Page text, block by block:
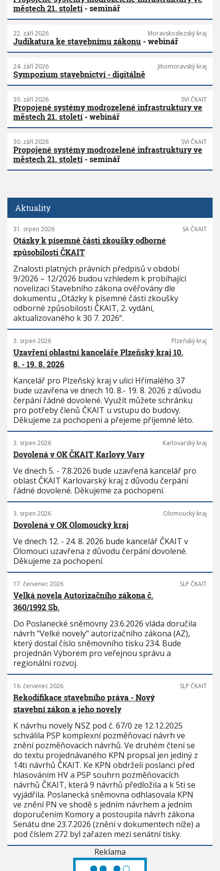
městech 21. století- seminář
22. září 2026 Moravskoslezský kraj
Judikatura ke stavebnímu zákonu - webinář
24. září 2026 Jihomoravský kraj
Sympozium stavebnictví - digitálně
30. září 2026 SVI ČKAIT
Propojené systémy modrozelené infrastruktury ve
městech 21. století- webinář
30. září 2026 SVI ČKAIT
Propojené systémy modrozelené infrastruktury ve
městech 21. století- seminář
Aktuality
31. srpen 2026 SA ČKAIT
Otázky k písemné části zkoušky odborné
způsobilosti ČKAIT
Znalosti platných právních předpisů v období
9/2026 – 12/2026 budou vzhledem k probíhající
novelizaci Stavebního zákona ověřovány dle
dokumentu „Otázky k písemné části zkoušky
odborné způsobilosti ČKAIT, 2. vydání,
aktualizovaného k 30 7. 2026“.
3. srpen 2026 Plzeňský kraj
Uzavření oblastní kanceláře Plzeňský kraj 10.
8. - 19. 8. 2026
Kancelář pro Plzeňský kraj v ulici Hřímalého 37
bude uzavřena ve dnech 10. 8.- 19. 8. 2026 z důvodu
čerpání řádné dovolené. Využít můžete schránku
pro potřeby členů ČKAIT u vstupu do budovy.
Děkujeme za pochopení a přejeme příjemné léto.
3. srpen 2026 Karlovarský kraj
Dovolená v OK ČKAIT Karlovy Vary
Ve dnech 5. - 7.8.2026 bude uzavřená kancelář pro
oblast ČKAIT Karlovarský kraj z důvodu čerpání
řádné dovolené. Děkujeme za pochopení.
3. srpen 2026 Olomoucký kraj
Dovolená v OK Olomoucký kraj
Ve dnech 12. - 24. 8. 2026 bude kancelář ČKAIT v
Olomouci uzavřena z důvodu čerpání dovolené.
Děkujeme za pochopení.
17. červenec 2026 SLP ČKAIT
Velká novela Autorizačního zákona č.
360/1992 Sb.
Do Poslanecké sněmovny 23.6.2026 vláda doručila
návrh "Velké novely" autorizačního zákona (AZ),
který dostal číslo sněmovního tisku 234. Bude
projednán Výborem pro veřejnou správu a
regionální rozvoj.
16. červenec 2026 SLP ČKAIT
Rekodifikace stavebního práva - Nový
stavební zákon a jeho novely
K návrhu novely NSZ pod č. 67/0 ze 12.12.2025
schválila PSP komplexní pozměňovací návrh ve
znění pozměňovacích návrhů. Ve druhém čtení se
do textu projednávaného KPN propsal jen jediný z
14ti návrhů ČKAIT. Ke KPN obdrželi poslanci před
hlasováním HV a PSP souhrn pozměňovacích
návrhů ČKAIT, která 9 návrhů předložila a k 5ti se
vyjádřila. Poslanecká sněmovna odhlasovala KPN
ve znění PN ve shodě s jedním návrhem a jedním
doporučením Komory a postoupila návrh zákona
Senátu dne 23.7.2026 (znění v dokumentech níže) a
pod číslem 272 byl zařazen mezi senátní tisky.
Reklama